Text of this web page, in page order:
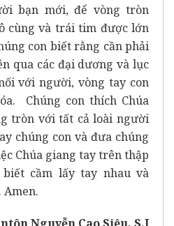
bạn mới, để vòng tròn
cùng và trái tim được lớn
con biết rằng cần phải
qua các đại dương và lục
với người, vòng tay con
Chúng con thích Chúa
tròn với tất cả loài người
chúng con và đưa chúng
Chúa giang tay trên thập
cầm lấy tay nhau và
Amen.